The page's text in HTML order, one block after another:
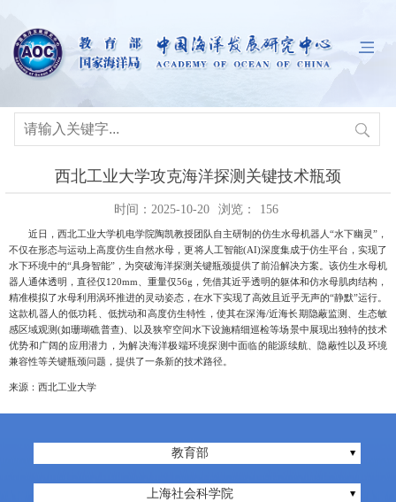
西北工业大学攻克海洋探测关键技术瓶颈
时间：2025-10-20 浏览： 156
近日，西北工业大学机电学院陶凯教授团队自主研制的仿生水母机器人“水下幽灵”，
不仅在形态与运动上高度仿生自然水母，更将人工智能(AI)深度集成于仿生平台，实现了
水下环境中的“具身智能”，为突破海洋探测关键瓶颈提供了前沿解决方案。该仿生水母机
器人通体透明，直径仅120mm、重量仅56g，凭借其近乎透明的躯体和仿水母肌肉结构，
精准模拟了水母利用涡环推进的灵动姿态，在水下实现了高效且近乎无声的“静默”运行。
这款机器人的低功耗、低扰动和高度仿生特性，使其在深海/近海长期隐蔽监测、生态敏
感区域观测(如珊瑚礁普查)、以及狭窄空间水下设施精细巡检等场景中展现出独特的技术
优势和广阔的应用潜力，为解决海洋极端环境探测中面临的能源续航、隐蔽性以及环境
兼容性等关键瓶颈问题，提供了一条新的技术路径。
来源：西北工业大学
教育部
上海社会科学院